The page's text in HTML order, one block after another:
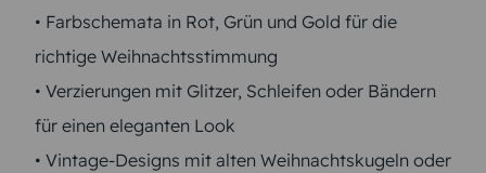
• Farbschemata in Rot, Grün und Gold für die
richtige Weihnachtsstimmung
• Verzierungen mit Glitzer, Schleifen oder Bändern
für einen eleganten Look
• Vintage-Designs mit alten Weihnachtskugeln oder